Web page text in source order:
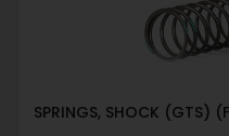
SPRINGS, SHOCK (GTS)